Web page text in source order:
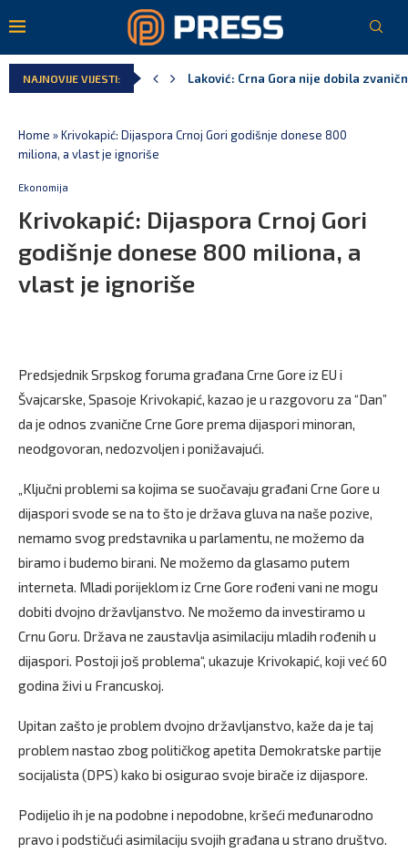
NAJNOVIJE VIJESTI:
Laković: Crna Gora nije dobila
Home »Krivokapić: Dijaspora Crnoj Gori godišnje donese 800
miliona, a vlast je ignoriše
Ekonomija
Krivokapić: Dijaspora Crnoj Gori
godišnje donese 800 miliona, a
vlast je ignoriše
Predsjednik Srpskog foruma građana Crne Gore iz EU i
Švajcarske, Spasoje Krivokapić, kazao je u razgovoru za “Dan”
da je odnos zvanične Crne Gore prema dijaspori minoran,
neodgovoran, nedozvoljen i ponižavajući.
„Ključni problemi sa kojima se suočavaju građani Crne Gore u
dijaspori svode se na to što je država gluva na naše pozive,
nemamo svog predstavnika u parlamentu, ne možemo da
biramo i budemo birani. Ne možemo da glasamo putem
interneta. Mladi porijeklom iz Crne Gore rođeni vani ne mogu
dobiti dvojno državljanstvo. Ne možemo da investiramo u
Crnu Goru. Država ne zaustavlja asimilaciju mladih rođenih u
dijaspori. Postoji još problema“, ukazuje Krivokapić, koji već 60
godina živi u Francuskoj.
Upitan zašto je problem dvojno državljanstvo, kaže da je taj
problem nastao zbog političkog apetita Demokratske partije
socijalista (DPS) kako bi osigurao svoje birače iz dijaspore.
Podijelio ih je na podobne i nepodobne, kršeći međunarodno
pravo i podstičući asimilaciju svojih građana u strano društvo.